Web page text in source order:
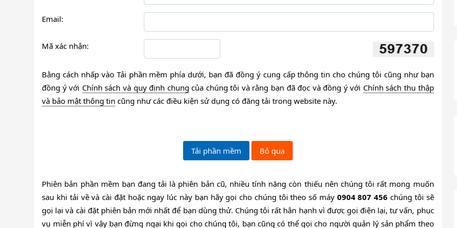
Email:
Mã xác nhận:
Bằng cách nhấp vào Tải phần mềm phía dưới, bạn đã đồng ý cung cấp thông tin cho chúng tôi cũng như bạn
đồng ý với Chính sách và quy định chung của chúng tôi và rằng bạn đã đọc và đồng ý với Chính sách thu thập
và bảo mật thông tin cũng như các điều kiện sử dụng có đăng tải trong website này.
Phiên bản phần mềm bạn đang tải là phiên bản cũ, nhiều tính năng còn thiếu nên chúng tôi rất mong muốn
sau khi tải về và cài đặt hoặc ngay lúc này bạn hãy gọi cho chúng tôi theo số máy 0904 807 456 chúng tôi sẽ
gọi lại và cài đặt phiên bản mới nhất để bạn dùng thử. Chúng tôi rất hân hạnh vì được gọi điện lại, tư vấn, phục
vụ miễn phí vì vậy bạn đừng ngại khi gọi cho chúng tôi, bạn cũng có thể gọi cho người quản lý sản phẩm theo